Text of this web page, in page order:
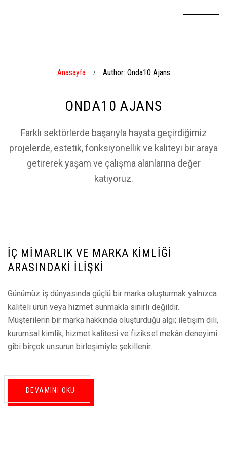
Anasayfa / Author: Onda10 Ajans
ONDA10 AJANS
Farklı sektörlerde başarıyla hayata geçirdiğimiz
projelerde, estetik, fonksiyonellik ve kaliteyi bir araya
getirerek yaşam ve çalışma alanlarına değer
katıyoruz.
İÇ MIMARLIK VE MARKA KIMLIĞI
ARASINDAKI İLIŞKI
Günümüz iş dünyasında güçlü bir marka oluşturmak yalnızca
kaliteli ürün veya hizmet sunmakla sınırlı değildir.
Müşterilerin bir marka hakkında oluşturduğu algı; iletişim dili,
kurumsal kimlik, hizmet kalitesi ve fiziksel mekân deneyimi
gibi birçok unsurun birleşimiyle şekillenir.
DEVAMINI OKU